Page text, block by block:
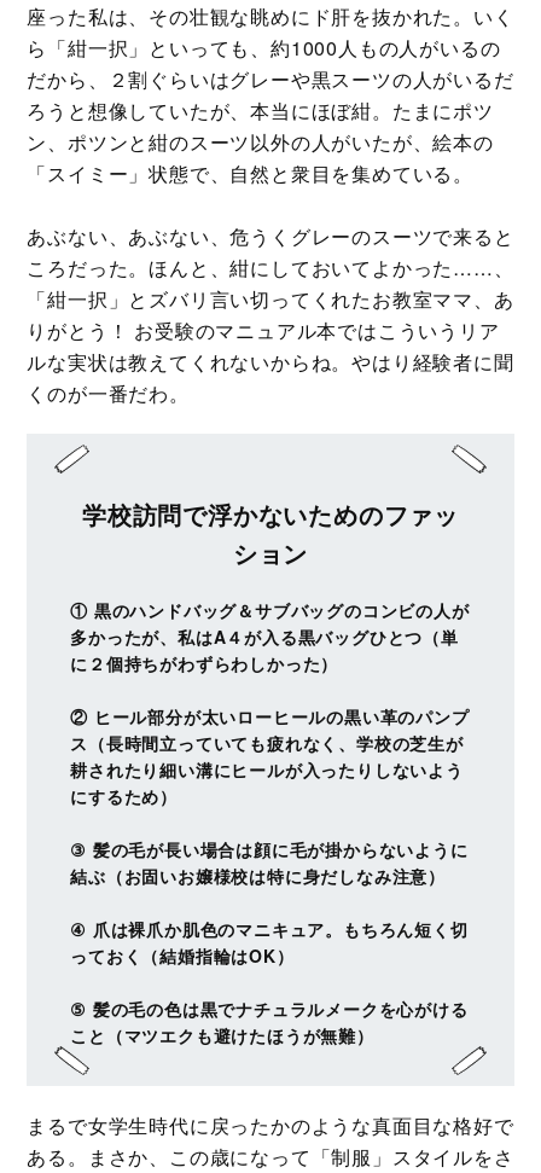
座った私は、その壮観な眺めにド肝を抜かれた。いく
ら「紺一択」といっても、約1000人もの人がいるの
だから、２割ぐらいはグレーや黒スーツの人がいるだ
ろうと想像していたが、本当にほぼ紺。たまにポツ
ン、ポツンと紺のスーツ以外の人がいたが、絵本の
「スイミー」状態で、自然と衆目を集めている。
あぶない、あぶない、危うくグレーのスーツで来ると
ころだった。ほんと、紺にしておいてよかった……、
「紺一択」とズバリ言い切ってくれたお教室ママ、あ
りがとう！ お受験のマニュアル本ではこういうリア
ルな実状は教えてくれないからね。やはり経験者に聞
くのが一番だわ。
学校訪問で浮かないためのファッ
ション
① 黒のハンドバッグ＆サブバッグのコンビの人が
多かったが、私はA４が入る黒バッグひとつ（単
に２個持ちがわずらわしかった）
② ヒール部分が太いローヒールの黒い革のパンプ
ス（長時間立っていても疲れなく、学校の芝生が
耕されたり細い溝にヒールが入ったりしないよう
にするため）
③ 髪の毛が長い場合は顔に毛が掛からないように
結ぶ（お固いお嬢様校は特に身だしなみ注意）
④ 爪は裸爪か肌色のマニキュア。もちろん短く切
っておく（結婚指輪はOK）
⑤ 髪の毛の色は黒でナチュラルメークを心がける
こと（マツエクも避けたほうが無難）
まるで女学生時代に戻ったかのような真面目な格好で
ある。まさか、この歳になって「制服」スタイルをさ